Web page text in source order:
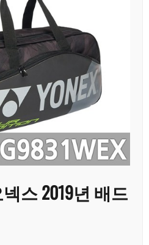
넥스 2019년 배드